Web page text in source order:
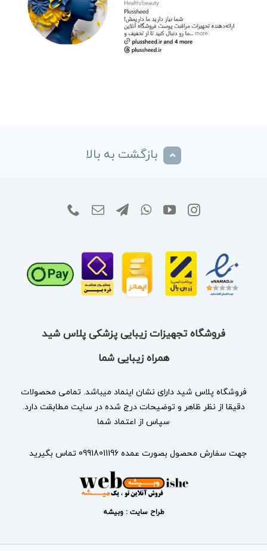
بازگشت به بالا
فروشگاه تجهیزات زیبایی پزشکی پلاس شید
همراه زیبایی شما
فروشگاه پلاس شید دارای نشان اینماد میباشد. تمامی محصولات
دقیقا از نظر ظاهر و توضیحات درج شده در سایت مطابقت دارد.
سپاس از اعتماد شما
جهت سفارش محصول بصورت عمده 09918011196 تماس بگیرید
طراح سایت : وبیشه